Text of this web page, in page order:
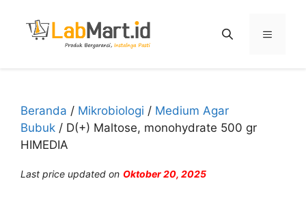
Menu
Beranda / Mikrobiologi / Medium Agar
Bubuk / D(+) Maltose, monohydrate 500 gr
HIMEDIA
Last price updated on Oktober 20, 2025